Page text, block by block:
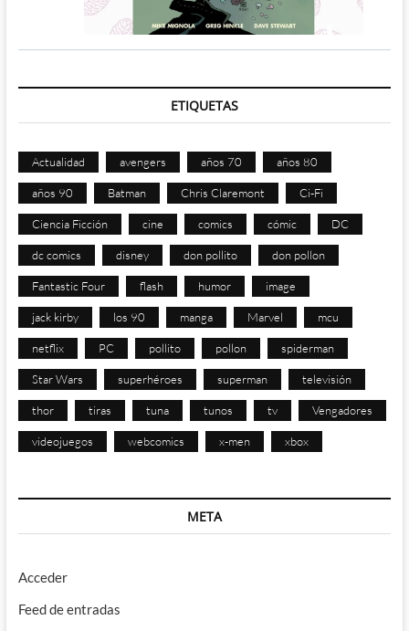
ETIQUETAS
Actualidad avengers años 70 años 80
años 90 Batman Chris Claremont Ci-Fi
Ciencia Ficción cine comics cómic DC
dc comics disney don pollito don pollon
Fantastic Four flash humor image
jack kirby los 90 manga Marvel mcu
netflix PC pollito pollon spiderman
Star Wars superhéroes superman televisión
thor tiras tuna tunos tv Vengadores
videojuegos webcomics x-men xbox
META
Acceder
Feed de entradas